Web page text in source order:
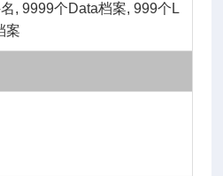
, 9999个Data档案, 999个L
案